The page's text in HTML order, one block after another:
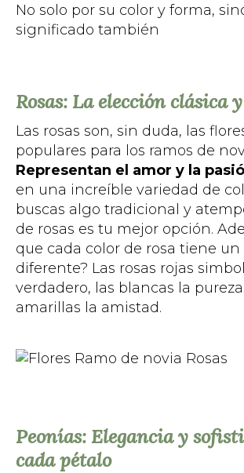
No solo por su color y forma,
significado también
Rosas: La elección clásica
Las rosas son, sin duda, las
populares para los ramos de
Representan el amor y la
en una increíble variedad de
buscas algo tradicional y
de rosas es tu mejor opción.
que cada color de rosa tiene
diferente? Las rosas rojas
verdadero, las blancas la
amarillas la amistad.
Peonías: Elegancia y
cada pétalo